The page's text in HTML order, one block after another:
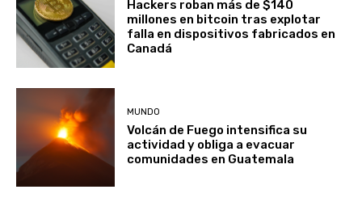
Hackers roban más de $140
millones en bitcoin tras explotar
falla en dispositivos fabricados en
Canadá
MUNDO
Volcán de Fuego intensifica su
actividad y obliga a evacuar
comunidades en Guatemala